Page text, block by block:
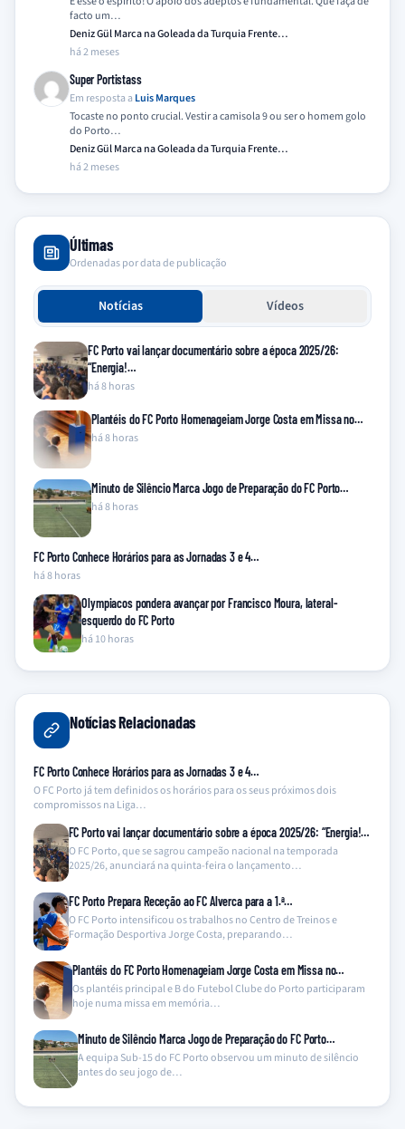
facto um…
Deniz Gül Marca na Goleada da Turquia Frente…
há 2 meses
Super Portistass
Em resposta a Luis Marques
Tocaste no ponto crucial. Vestir a camisola 9 ou ser o homem golo
do Porto…
Deniz Gül Marca na Goleada da Turquia Frente…
há 2 meses
Últimas
Ordenadas por data de publicação
Notícias Vídeos
FC Porto vai lançar documentário sobre a época 2025/26:
“Energia!…
há 8 horas
Plantéis do FC Porto Homenageiam Jorge Costa em Missa no…
há 8 horas
Minuto de Silêncio Marca Jogo de Preparação do FC Porto…
há 8 horas
FC Porto Conhece Horários para as Jornadas 3 e 4…
há 8 horas
Olympiacos pondera avançar por Francisco Moura, lateral-
esquerdo do FC Porto
há 10 horas
Notícias Relacionadas
FC Porto Conhece Horários para as Jornadas 3 e 4…
O FC Porto já tem definidos os horários para os seus próximos dois
compromissos na Liga…
FC Porto vai lançar documentário sobre a época 2025/26: “Energia!…
O FC Porto, que se sagrou campeão nacional na temporada
2025/26, anunciará na quinta-feira o lançamento…
FC Porto Prepara Receção ao FC Alverca para a 1.ª…
O FC Porto intensificou os trabalhos no Centro de Treinos e
Formação Desportiva Jorge Costa, preparando…
Plantéis do FC Porto Homenageiam Jorge Costa em Missa no…
Os plantéis principal e B do Futebol Clube do Porto participaram
hoje numa missa em memória…
Minuto de Silêncio Marca Jogo de Preparação do FC Porto…
A equipa Sub-15 do FC Porto observou um minuto de silêncio
antes do seu jogo de…